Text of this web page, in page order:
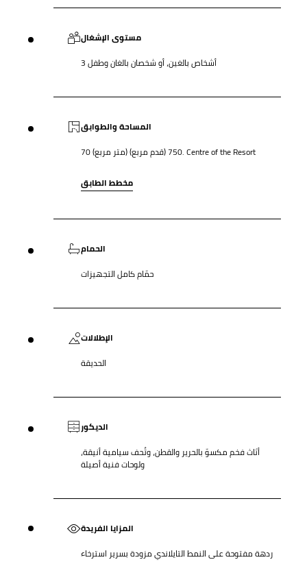
مستوى الإشغال
3 أشخاص بالغين، أو شخصان بالغان وطفل
المساحة والطوابق
70 (متر مربع) 750 (قدم مربع). Centre of the Resort
مخطط الطابق
الحمام
حمّام كامل التجهيزات
الإطلالات
الحديقة
الديكور
أثاث فخم مكسوّ بالحرير والقطن، وتُحف سيامية أنيقة،
ولوحات فنية أصيلة
المزايا الفريدة
ردهة مفتوحة على النمط التايلاندي مزودة بسرير استرخاء